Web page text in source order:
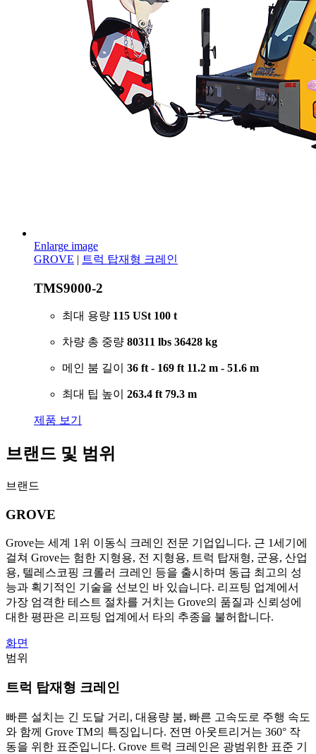
Enlarge image
GROVE | 트럭 탑재형 크레인
TMS9000-2
최대 용량 115 USt 100 t
차량 총 중량 80311 lbs 36428 kg
메인 붐 길이 36 ft - 169 ft 11.2 m - 51.6 m
최대 팁 높이 263.4 ft 79.3 m
제품 보기
브랜드 및 범위
브랜드
GROVE
Grove는 세계 1위 이동식 크레인 전문 기업입니다. 근 1세기에
걸쳐 Grove는 험한 지형용, 전 지형용, 트럭 탑재형, 군용, 산업
용, 텔레스코핑 크롤러 크레인 등을 출시하며 동급 최고의 성
능과 획기적인 기술을 선보인 바 있습니다. 리프팅 업계에서
가장 엄격한 테스트 절차를 거치는 Grove의 품질과 신뢰성에
대한 평판은 리프팅 업계에서 타의 추종을 불허합니다.
화면
범위
트럭 탑재형 크레인
빠른 설치는 긴 도달 거리, 대용량 붐, 빠른 고속도로 주행 속도
와 함께 Grove TM의 특징입니다. 전면 아웃트리거는 360° 작
동을 위한 표준입니다. Grove 트럭 크레인은 광범위한 표준 기